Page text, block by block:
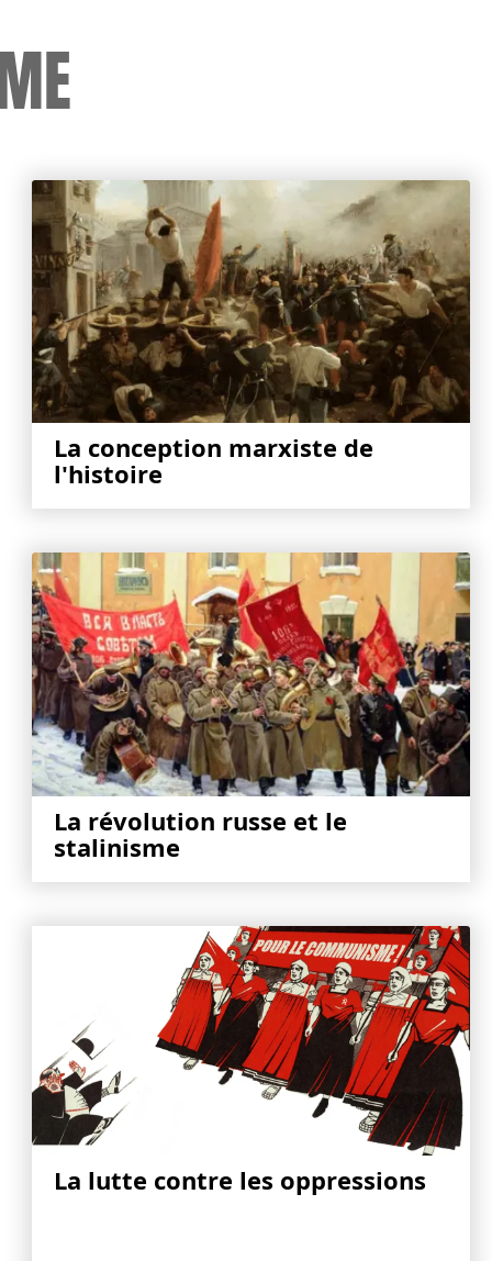
La conception marxiste de
l'histoire
La révolution russe et le
stalinisme
La lutte contre les oppressions